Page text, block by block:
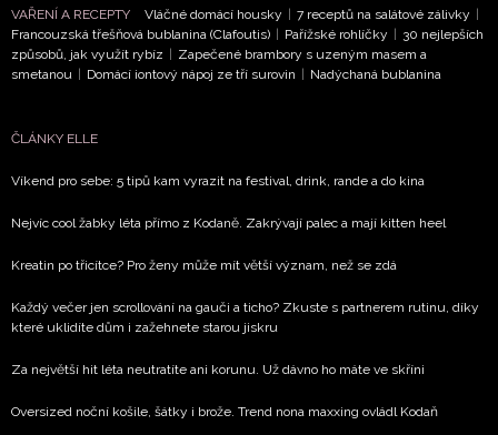
potvrzujete, že jste se seznámili seZásadami
ochrany soukromí- BurdaMedia Extra s.r.o. bude s
Vašimi údaji pracovat zejména k organizaci a
Chcete navíc dostávat i další zajímavé a exkluzivní
zpracováním údajů k tomuto účelu podleZásad ochrany
VAŘENÍ A RECEPTY Vláčné domácí housky | 7 receptů na salátové zálivky |
Francouzská třešňová bublanina (Clafoutis) | Pařížské rohlíčky | 30 nejlepších
způsobů, jak využít rybíz | Zapečené brambory s uzeným masem a
smetanou | Domácí iontový nápoj ze tří surovin | Nadýchaná bublanina
ČLÁNKY ELLE
Víkend pro sebe: 5 tipů kam vyrazit na festival, drink, rande a do kina
Nejvíc cool žabky léta přímo z Kodaně. Zakrývají palec a mají kitten heel
Kreatin po třicítce? Pro ženy může mít větší význam, než se zdá
Každý večer jen scrollování na gauči a ticho? Zkuste s partnerem rutinu, díky
které uklidíte dům i zažehnete starou jiskru
Za největší hit léta neutratíte ani korunu. Už dávno ho máte ve skříni
Oversized noční košile, šátky i brože. Trend nona maxxing ovládl Kodaň